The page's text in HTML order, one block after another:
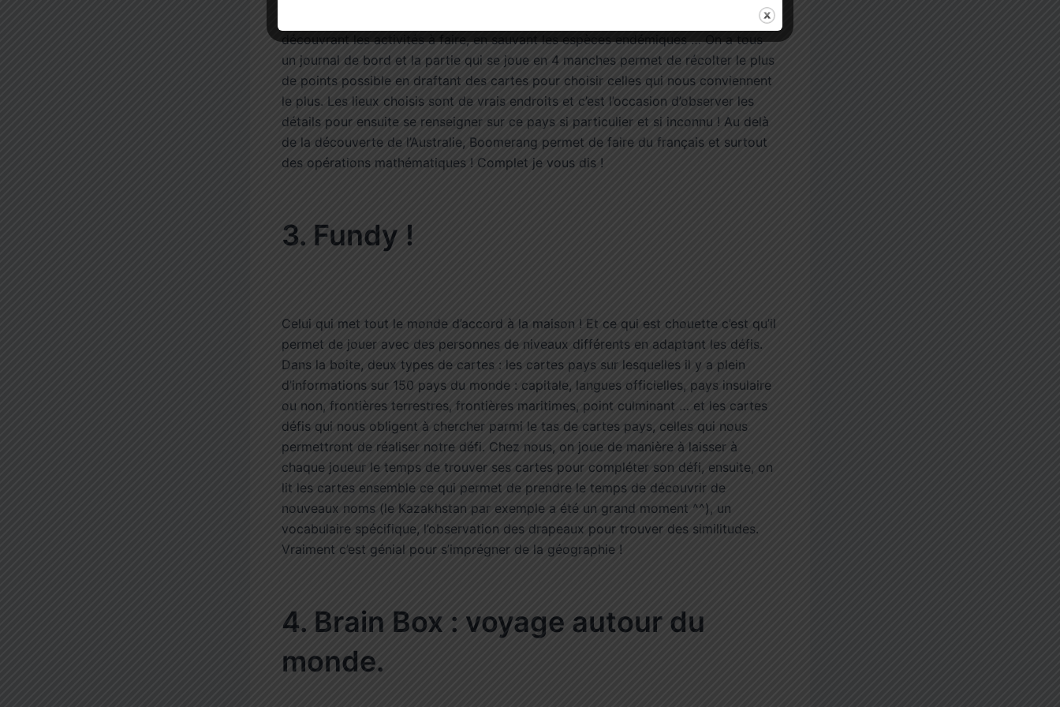
découvrant les activités à faire, en sauvant les espèces endémiques … On a tous
un journal de bord et la partie qui se joue en 4 manches permet de récolter le plus
de points possible en draftant des cartes pour choisir celles qui nous conviennent
le plus. Les lieux choisis sont de vrais endroits et c’est l’occasion d’observer les
détails pour ensuite se renseigner sur ce pays si particulier et si inconnu ! Au delà
de la découverte de l’Australie, Boomerang permet de faire du français et surtout
des opérations mathématiques ! Complet je vous dis !
3. Fundy !
Celui qui met tout le monde d’accord à la maison ! Et ce qui est chouette c’est qu’il
permet de jouer avec des personnes de niveaux différents en adaptant les défis.
Dans la boite, deux types de cartes : les cartes pays sur lesquelles il y a plein
d’informations sur 150 pays du monde : capitale, langues officielles, pays insulaire
ou non, frontières terrestres, frontières maritimes, point culminant … et les cartes
défis qui nous obligent à chercher parmi le tas de cartes pays, celles qui nous
permettront de réaliser notre défi. Chez nous, on joue de manière à laisser à
chaque joueur le temps de trouver ses cartes pour compléter son défi, ensuite, on
lit les cartes ensemble ce qui permet de prendre le temps de découvrir de
nouveaux noms (le Kazakhstan par exemple a été un grand moment ^^), un
vocabulaire spécifique, l’observation des drapeaux pour trouver des similitudes.
Vraiment c’est génial pour s’imprégner de la géographie !
4. Brain Box : voyage autour du
monde.